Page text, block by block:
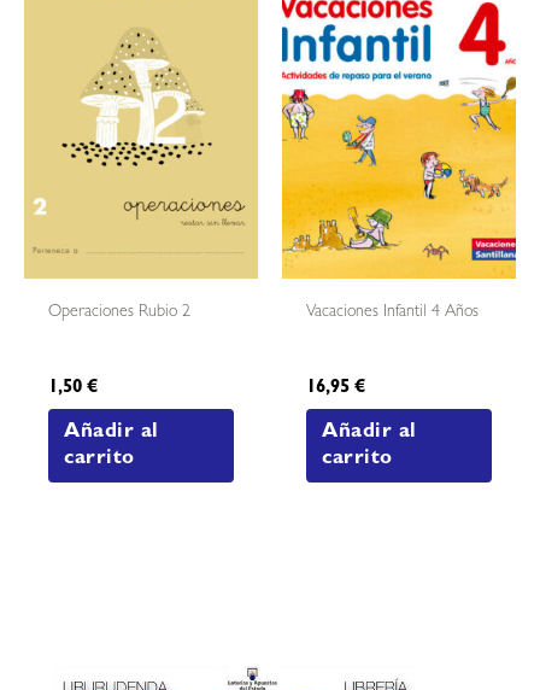
Operaciones Rubio 2
1,50€
Añadir al
carrito
Vacaciones Infantil 4 Años
16,95€
Añadir al
carrito